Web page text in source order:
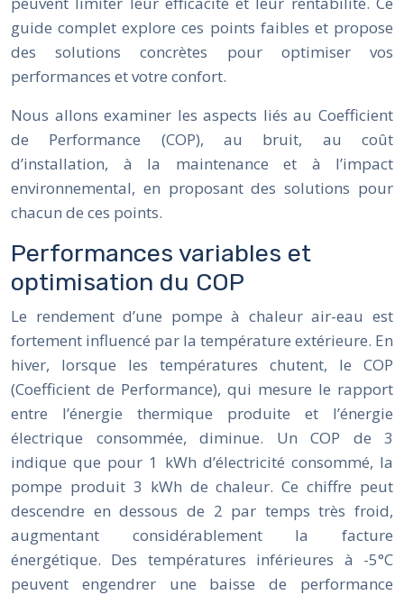
guide complet explore ces points faibles et propose
des solutions concrètes pour optimiser vos
performances et votre confort.
Nous allons examiner les aspects liés au Coefficient
de Performance (COP), au bruit, au coût
d’installation, à la maintenance et à l’impact
environnemental, en proposant des solutions pour
chacun de ces points.
Performances variables et
optimisation du COP
Le rendement d’une pompe à chaleur air-eau est
fortement influencé par la température extérieure. En
hiver, lorsque les températures chutent, le COP
(Coefficient de Performance), qui mesure le rapport
entre l’énergie thermique produite et l’énergie
électrique consommée, diminue. Un COP de 3
indique que pour 1 kWh d’électricité consommé, la
pompe produit 3 kWh de chaleur. Ce chiffre peut
descendre en dessous de 2 par temps très froid,
augmentant considérablement la facture
énergétique. Des températures inférieures à -5°C
peuvent engendrer une baisse de performance